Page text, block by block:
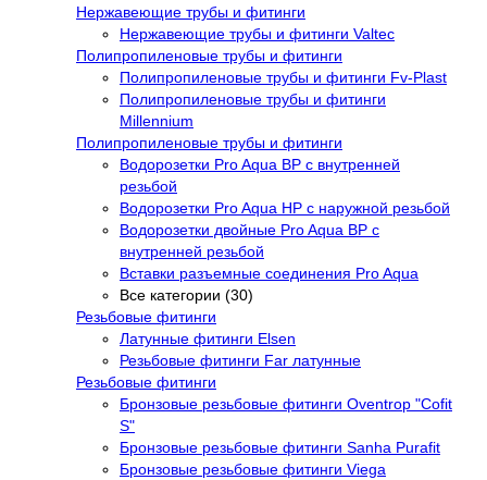
Нержавеющие трубы и фитинги
Нержавеющие трубы и фитинги Valtec
Полипропиленовые трубы и фитинги
Полипропиленовые трубы и фитинги Fv-Plast
Полипропиленовые трубы и фитинги
Millennium
Полипропиленовые трубы и фитинги
Водорозетки Pro Aqua ВР с внутренней
резьбой
Водорозетки Pro Aqua НР с наружной резьбой
Водорозетки двойные Pro Aqua ВР с
внутренней резьбой
Вставки разъемные соединения Pro Aqua
Все категории (30)
Резьбовые фитинги
Латунные фитинги Elsen
Резьбовые фитинги Far латунные
Резьбовые фитинги
Бронзовые резьбовые фитинги Oventrop "Cofit
S"
Бронзовые резьбовые фитинги Sanha Purafit
Бронзовые резьбовые фитинги Viega